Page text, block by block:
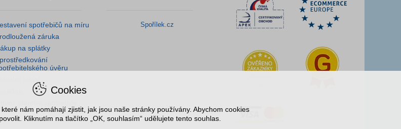
spotřebičů na míru
záruka
na splátky
úvěru
Spořílek.cz
Cookies
nám pomáhají zjistit, jak jsou naše stránky používány. Abychom cookies
Kliknutím na tlačítko „OK, souhlasím“ udělujete tento souhlas.